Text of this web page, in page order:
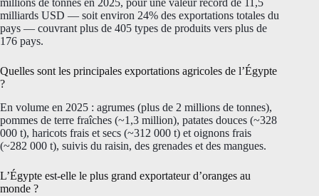
millions de tonnes en 2025, pour une valeur record de 11,5
milliards USD — soit environ 24% des exportations totales du
pays — couvrant plus de 405 types de produits vers plus de
176 pays.
Quelles sont les principales exportations agricoles de l’Égypte
?
En volume en 2025 : agrumes (plus de 2 millions de tonnes),
pommes de terre fraîches (~1,3 million), patates douces (~328
000 t), haricots frais et secs (~312 000 t) et oignons frais
(~282 000 t), suivis du raisin, des grenades et des mangues.
L’Égypte est-elle le plus grand exportateur d’oranges au
monde ?